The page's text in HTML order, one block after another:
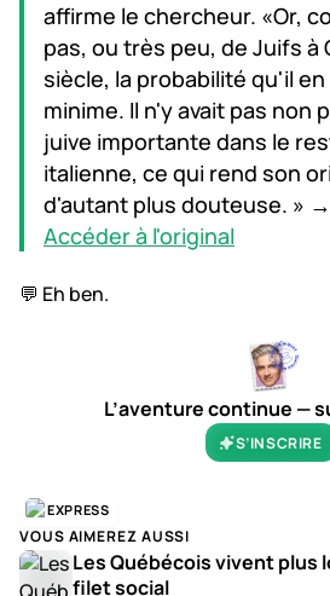
affirme le chercheur. «Or,
pas, ou très peu, de Juifs à
siècle, la probabilité qu'il
minime. Il n'y avait pas non
juive importante dans le
italienne, ce qui rend son
d'autant plus douteuse. » →
Accéder à l'original
💬 Eh ben.
L’aventure continue —
S’INSCRIRE
EXPRESS
VOUS AIMEREZ AUSSI
Les Québécois vivent plus
filet social